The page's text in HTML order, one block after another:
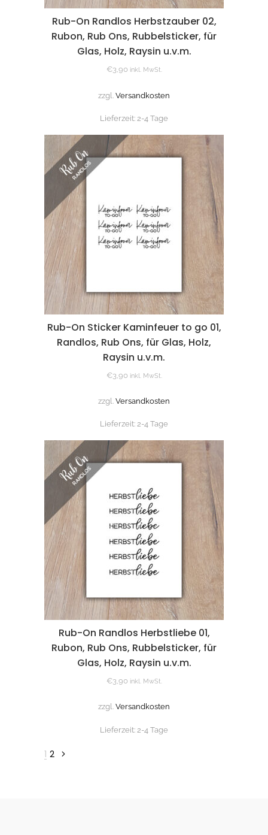
Rub-On Randlos Herbstzauber 02,
Rubon, Rub Ons, Rubbelsticker, für
Glas, Holz, Raysin u.v.m.
€3,90 inkl. MwSt.
zzgl. Versandkosten
Lieferzeit: 2-4 Tage
Rub-On Sticker Kaminfeuer to go 01,
Randlos, Rub Ons, für Glas, Holz,
Raysin u.v.m.
€3,90 inkl. MwSt.
zzgl. Versandkosten
Lieferzeit: 2-4 Tage
Rub-On Randlos Herbstliebe 01,
Rubon, Rub Ons, Rubbelsticker, für
Glas, Holz, Raysin u.v.m.
€3,90 inkl. MwSt.
zzgl. Versandkosten
Lieferzeit: 2-4 Tage
1 2